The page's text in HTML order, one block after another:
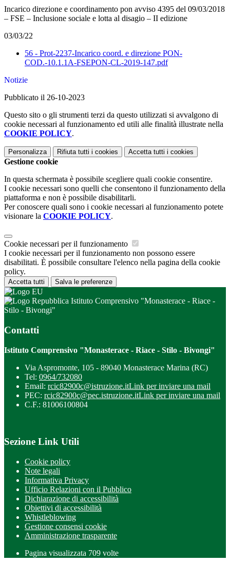
Incarico direzione e coordinamento pon avviso 4395 del 09/03/2018
– FSE – Inclusione sociale e lotta al disagio – II edizione
03/03/22
56 - Prot-2237-Incarico coord. e direzione PON-
COD.-10.1.1A-FSEPON-CL-2019-147.pdf
Notizie
Pubblicato il 26-10-2023
Questo sito o gli strumenti terzi da questo utilizzati si avvalgono di
cookie necessari al funzionamento ed utili alle finalità illustrate nella
COOKIE POLICY.
Personalizza Rifiuta tutti i cookies Accetta tutti i cookies
Gestione cookie
In questa schermata è possibile scegliere quali cookie consentire.
I cookie necessari sono quelli che consentono il funzionamento della
piattaforma e non è possibile disabilitarli.
Per conoscere quali sono i cookie necessari al funzionamento potete
visionare la COOKIE POLICY.
Cookie necessari per il funzionamento
I cookie necessari per il funzionamento non possono essere
disabilitati. È possibile consultare l'elenco nella pagina della cookie
policy.
Accetta tutti Salva le preferenze
Istituto Comprensivo "Monasterace - Riace -
Stilo - Bivongi"
Contatti
Istituto Comprensivo "Monasterace - Riace - Stilo - Bivongi"
Via Aspromonte, 105 - 89040 Monasterace Marina (RC)
Tel: 0964/732080
Email: rcic82900c@istruzione.itLink per inviare una mail
PEC: rcic82900c@pec.istruzione.itLink per inviare una mail
C.F.: 81006100804
Sezione Link Utili
Cookie policy
Note legali
Informativa Privacy
Ufficio Relazioni con il Pubblico
Dichiarazione di accessibilità
Obiettivi di accessibilità
Whistleblowing
Gestione consensi cookie
Amministrazione trasparente
Pagina visualizzata 709 volte